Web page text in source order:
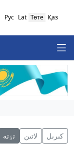
Қаз
Төте
Lat
Рус
كىرىل لاتىن تٶتە